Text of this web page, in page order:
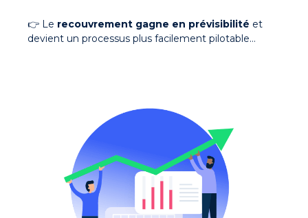
👉 Le recouvrement gagne en prévisibilité et
devient un processus plus facilement pilotable…